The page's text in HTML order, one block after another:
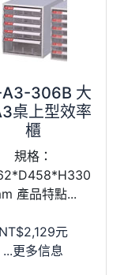
306B 大
桌上型效率
櫃
規格：
產品特點...
NT$2,129元
...更多信息